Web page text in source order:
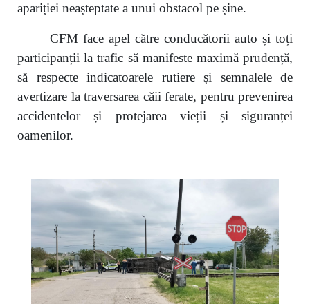
apariției neașteptate a unui obstacol pe șine.
CFM face apel către conducătorii auto și toți
participanții la trafic să manifeste maximă prudență,
să respecte indicatoarele rutiere și semnalele de
avertizare la traversarea căii ferate, pentru prevenirea
accidentelor și protejarea vieții și siguranței
oamenilor.